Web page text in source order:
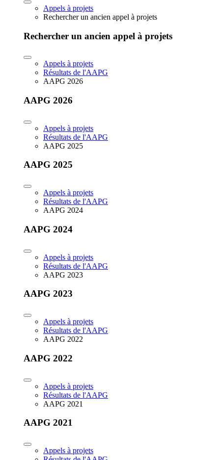
Appels à projets
Rechercher un ancien appel à projets
Rechercher un ancien appel à projets
Appels à projets
Résultats de l'AAPG
AAPG 2026
AAPG 2026
Appels à projets
Résultats de l'AAPG
AAPG 2025
AAPG 2025
Appels à projets
Résultats de l'AAPG
AAPG 2024
AAPG 2024
Appels à projets
Résultats de l'AAPG
AAPG 2023
AAPG 2023
Appels à projets
Résultats de l'AAPG
AAPG 2022
AAPG 2022
Appels à projets
Résultats de l'AAPG
AAPG 2021
AAPG 2021
Appels à projets